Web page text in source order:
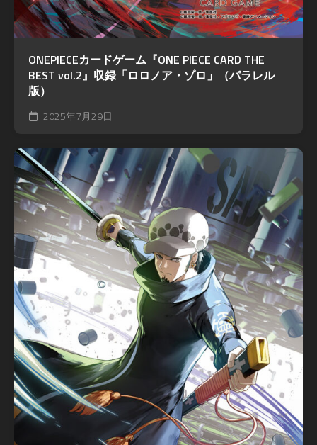
ONEPIECEカードゲーム『ONE PIECE CARD THE
BEST vol.2』収録「ロロノア・ゾロ」（パラレル
版）
2025年7月29日